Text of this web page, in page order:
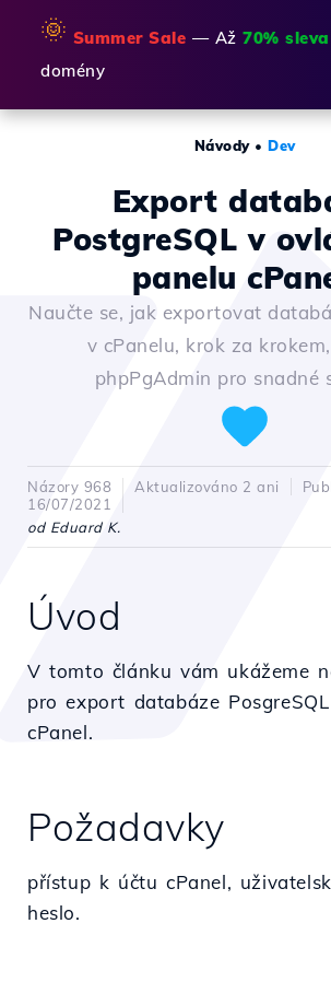
🌞 Summer Sale — Až 70% sleva
domény
Návody• Dev
Export
PostgreSQL v
panelu
Naučte se, jak exportovat
v cPanelu, krok za
phpPgAdmin pro snadné
Názory 968 Aktualizováno 2 ani
16/07/2021
od Eduard K.
Úvod
V tomto článku vám ukážeme
pro export databáze
cPanel.
Požadavky
přístup k účtu cPanel,
heslo.